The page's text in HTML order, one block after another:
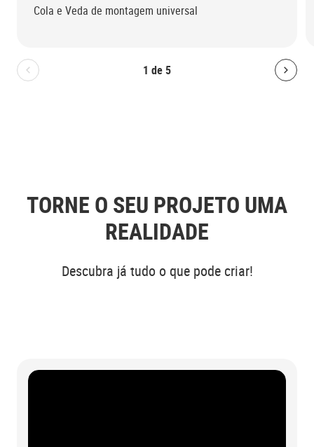
1 de5
Bolton.General.PreviousSlide
Cola e Veda de montagem universal
TORNE O SEU PROJETO UMA
REALIDADE
Descubra já tudo o que pode criar!